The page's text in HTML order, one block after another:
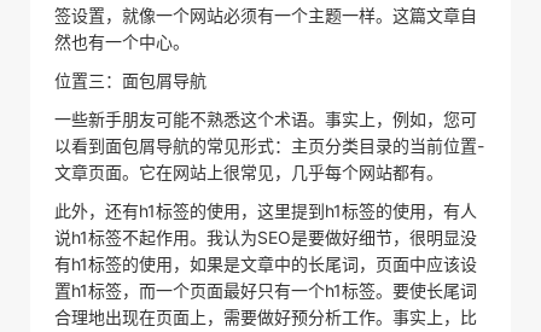
签设置，就像一个网站必须有一个主题一样。这篇文章自
然也有一个中心。
位置三：面包屑导航
一些新手朋友可能不熟悉这个术语。事实上，例如，您可
以看到面包屑导航的常见形式：主页分类目录的当前位置-
文章页面。它在网站上很常见，几乎每个网站都有。
此外，还有h1标签的使用，这里提到h1标签的使用，有人
说h1标签不起作用。我认为SEO是要做好细节，很明显没
有h1标签的使用，如果是文章中的长尾词，页面中应该设
置h1标签，而一个页面最好只有一个h1标签。要使长尾词
合理地出现在页面上，需要做好预分析工作。事实上，比